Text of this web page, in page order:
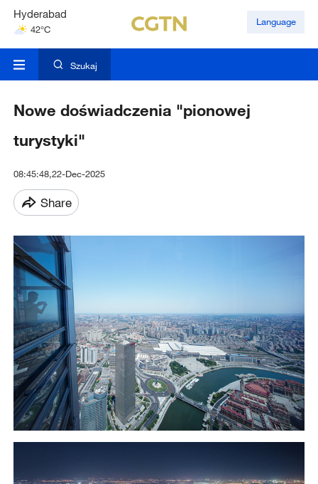
Hyderabad
42°C
Mumbai
Language
Szukaj
Nowe doświadczenia "pionowej
turystyki"
08:45:48,22-Dec-2025
Share